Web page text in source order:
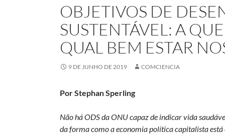
OBJETIVOS DE
SUSTENTÁVEL: A
QUAL BEM ESTAR
9 DE JUNHO DE 2019 COMCIENCIA
Por Stephan Sperling
Não há ODS da ONU capaz de indicar vida
da forma como a economia política capitalista